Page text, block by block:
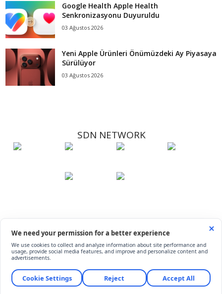
Google Health Apple Health
Senkronizasyonu Duyuruldu
03 Ağustos 2026
Yeni Apple Ürünleri Önümüzdeki Ay Piyasaya
Sürülüyor
03 Ağustos 2026
SDN NETWORK
© ShiftDelete.Net